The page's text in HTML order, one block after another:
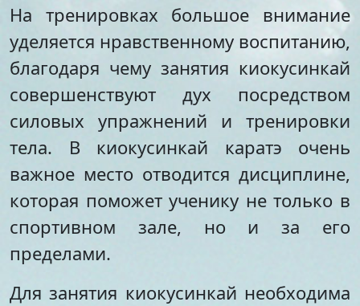
Дзюдо
Шахматы
Фитбол
Технический
Мотоспорт
Новостная студия
Виртуальная экскурсия
На тренировках большое внимание
уделяется нравственному воспитанию,
благодаря чему занятия киокусинкай
совершенствуют дух посредством
силовых упражнений и тренировки
тела. В киокусинкай каратэ очень
важное место отводится дисциплине,
которая поможет ученику не только в
спортивном зале, но и за его
пределами.
Для занятия киокусинкай необходима